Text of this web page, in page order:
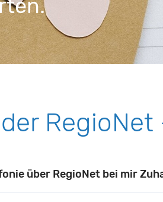
über RegioNet bei mir